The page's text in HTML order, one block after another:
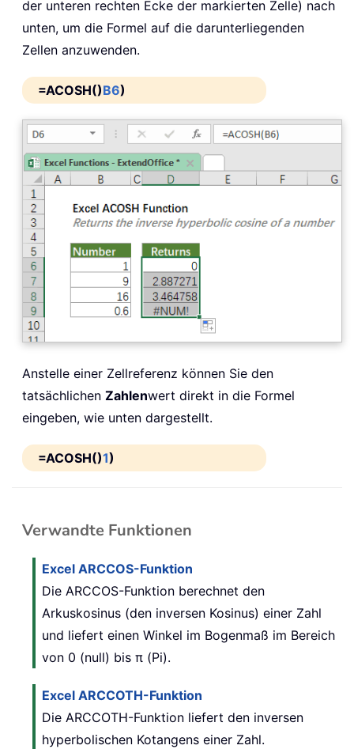
der unteren rechten Ecke der markierten Zelle) nach
unten, um die Formel auf die darunterliegenden
Zellen anzuwenden.
=ACOSH()B6)
Anstelle einer Zellreferenz können Sie den
tatsächlichen Zahlenwert direkt in die Formel
eingeben, wie unten dargestellt.
=ACOSH()1)
Verwandte Funktionen
Excel ARCCOS-Funktion
Die ARCCOS-Funktion berechnet den
Arkuskosinus (den inversen Kosinus) einer Zahl
und liefert einen Winkel im Bogenmaß im Bereich
von 0 (null) bis π (Pi).
Excel ARCCOTH-Funktion
Die ARCCOTH-Funktion liefert den inversen
hyperbolischen Kotangens einer Zahl.